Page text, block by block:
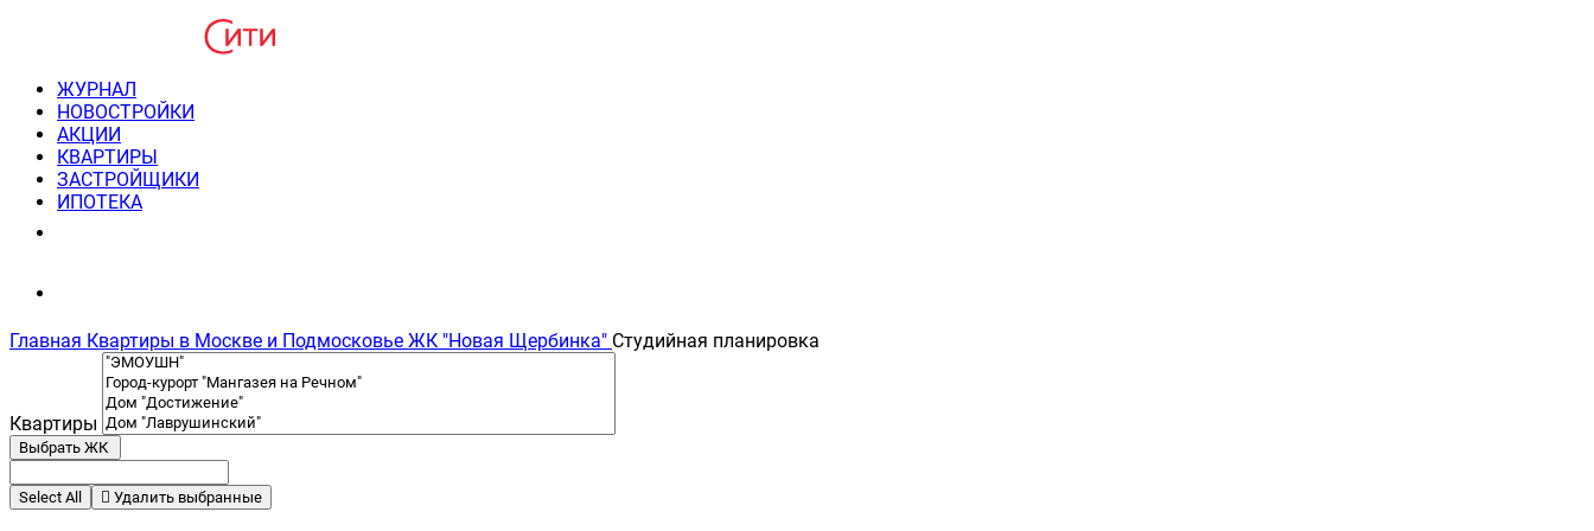
ЖУРНАЛ
НОВОСТРОЙКИ
АКЦИИ
КВАРТИРЫ
ЗАСТРОЙЩИКИ
ИПОТЕКА
Главная Квартиры в Москве и Подмосковье ЖК "Новая Щербинка" Студийная планировка
Квартиры
Выбрать ЖК
Select All Удалить выбранные